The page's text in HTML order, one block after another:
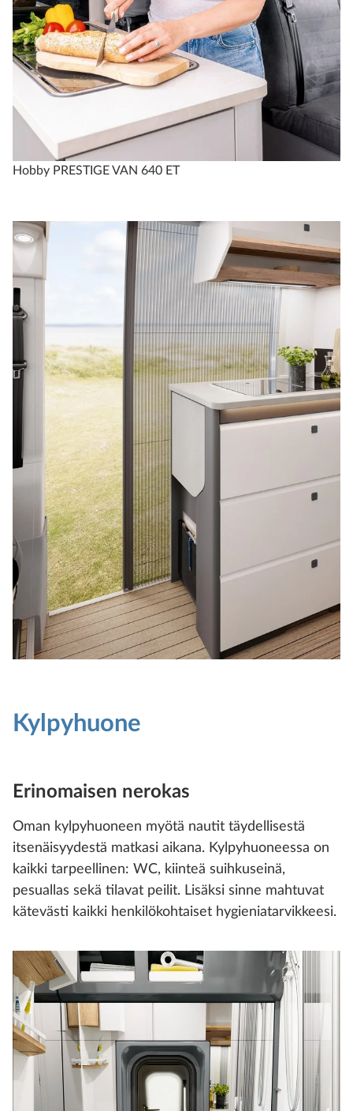
Hobby PRESTIGE VAN 640 ET
Kylpyhuone
Erinomaisen nerokas
Oman kylpyhuoneen myötä nautit täydellisestä
itsenäisyydestä matkasi aikana. Kylpyhuoneessa on
kaikki tarpeellinen: WC, kiinteä suihkuseinä,
pesuallas sekä tilavat peilit. Lisäksi sinne mahtuvat
kätevästi kaikki henkilökohtaiset hygieniatarvikkeesi.